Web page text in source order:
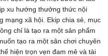
xu hướng thưởng thức nội
mạng xã hội. Ekip chia sẻ, mục
chỉ là tạo ra một sản phẩm
tạo ra một sân chơi chuyên
hiện trọn vẹn đam mê và tài